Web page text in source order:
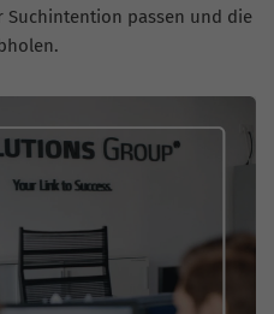
Suchintention passen und die